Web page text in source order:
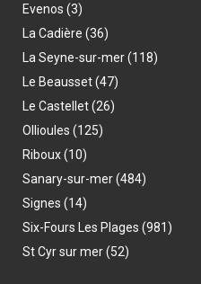
Evenos (3)
La Cadière (36)
La Seyne-sur-mer(118)
Le Beausset(47)
Le Castellet(26)
Ollioules (125)
Riboux(10)
Sanary-sur-mer(484)
Signes (14)
Six-Fours Les Plages (981)
St Cyr sur mer(52)